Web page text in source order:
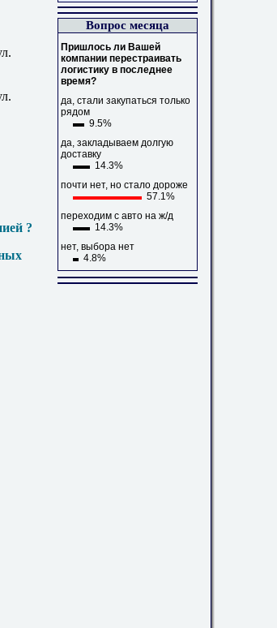
?
Вопрос месяца
Пришлось ли Вашей
компании перестраивать
логистику в последнее
время?
да, стали закупаться только
рядом
9.5%
да, закладываем долгую
доставку
14.3%
почти нет, но стало дороже
57.1%
переходим с авто на ж/д
14.3%
нет, выбора нет
4.8%